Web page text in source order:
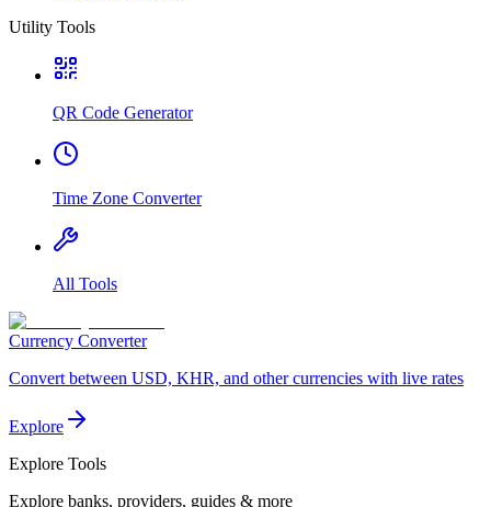
Utility Tools
QR Code Generator
Time Zone Converter
All Tools
Currency Converter
Convert between USD, KHR, and other currencies with live rates
Explore
Explore Tools
Explore banks, providers, guides & more